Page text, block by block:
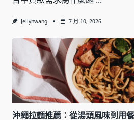
Jellyhwang 7 月 10, 2026
沖繩拉麵推薦：從湯頭風味到用